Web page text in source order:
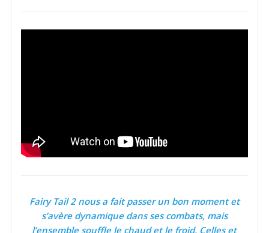
Fairy Tail 2 nous a fait passer un bon moment et
s’avère dynamique dans ses combats, mais
l’ensemble souffle le chaud et le froid. Celles et